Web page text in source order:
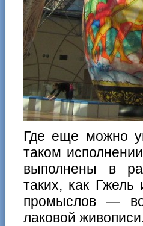
Где еще можно
таком
выполнены в
таких, как
промыслов —
лаковой